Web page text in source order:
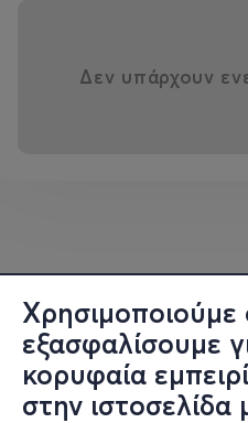
εξασφαλίσουμε
κορυφαία
στην ιστοσελίδα
Στο Κτήμα Αρίστη,
Δεν υπάρχουν